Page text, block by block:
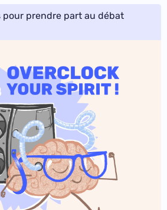
prendre part au débat